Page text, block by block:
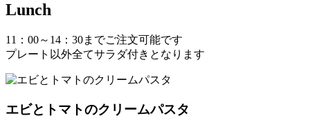
Lunch
11：00～14：30までご注文可能です
プレート以外全てサラダ付きとなります
エビとトマトのクリームパスタ